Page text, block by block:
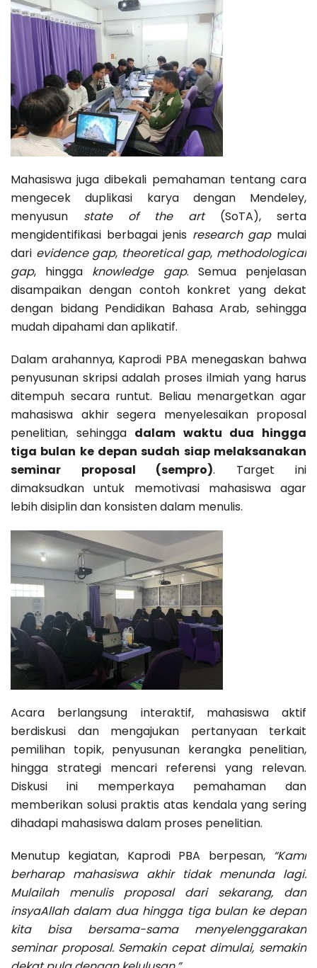
Mahasiswa juga dibekali pemahaman tentang cara
mengecek duplikasi karya dengan Mendeley,
menyusun state of the art(SoTA), serta
mengidentifikasi berbagai jenis research gapmulai
dari evidence gap, theoretical gap, methodological
gap, hingga knowledge gap. Semua penjelasan
disampaikan dengan contoh konkret yang dekat
dengan bidang Pendidikan Bahasa Arab, sehingga
mudah dipahami dan aplikatif.
Dalam arahannya, Kaprodi PBA menegaskan bahwa
penyusunan skripsi adalah proses ilmiah yang harus
ditempuh secara runtut. Beliau menargetkan agar
mahasiswa akhir segera menyelesaikan proposal
penelitian, sehingga dalam waktu dua hingga
tiga bulan ke depan sudah siap melaksanakan
seminar proposal (sempro). Target ini
dimaksudkan untuk memotivasi mahasiswa agar
lebih disiplin dan konsisten dalam menulis.
Acara berlangsung interaktif, mahasiswa aktif
berdiskusi dan mengajukan pertanyaan terkait
pemilihan topik, penyusunan kerangka penelitian,
hingga strategi mencari referensi yang relevan.
Diskusi ini memperkaya pemahaman dan
memberikan solusi praktis atas kendala yang sering
dihadapi mahasiswa dalam proses penelitian.
Menutup kegiatan, Kaprodi PBA berpesan, “Kami
berharap mahasiswa akhir tidak menunda lagi.
Mulailah menulis proposal dari sekarang, dan
insyaAllah dalam dua hingga tiga bulan ke depan
kita bisa bersama-sama menyelenggarakan
seminar proposal. Semakin cepat dimulai, semakin